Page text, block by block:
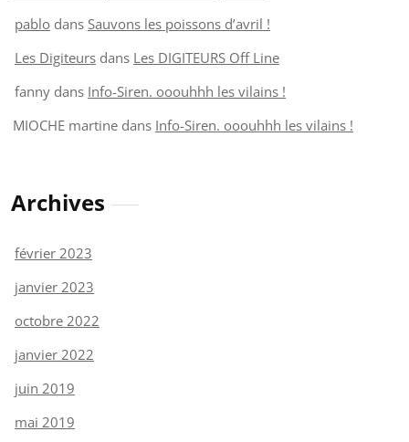
pablo dans Sauvons les poissons d’avril !
Les Digiteurs dans Les DIGITEURS Off Line
fanny dans Info-Siren. ooouhhh les vilains !
MIOCHE martine dans Info-Siren. ooouhhh les vilains !
Archives
février 2023
janvier 2023
octobre 2022
janvier 2022
juin 2019
mai 2019